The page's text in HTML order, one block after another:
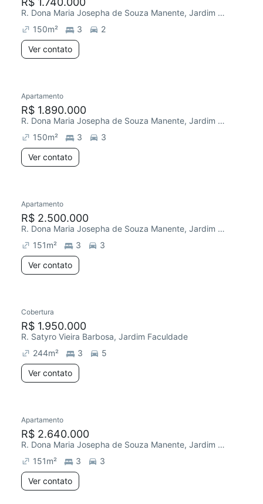
R. Dona Maria Josepha de Souza Manente, Jardim Faculdade
150m² 3
2
Ver contato
Apartamento
R$ 1.890.000
R. Dona Maria Josepha de Souza Manente, Jardim Faculdade
150m² 3
3
Ver contato
Apartamento
R$ 2.500.000
R. Dona Maria Josepha de Souza Manente, Jardim Faculdade
151m² 3
3
Ver contato
Cobertura
R$ 1.950.000
R. Satyro Vieira Barbosa, Jardim Faculdade
244m² 3
5
Ver contato
Apartamento
R$ 2.640.000
R. Dona Maria Josepha de Souza Manente, Jardim Faculdade
151m² 3
3
Ver contato